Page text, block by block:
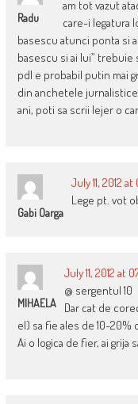
Radu
am tot vazut
care-i legatura
basescu atunci ponta si
basescu si ai lui” trebuie
pdl e probabil putin mai
din anchetele
ani, poti sa scrii lejer o
Gabi Oarga
July 11, 2012 at
Lege pt. vot
MIHAELA
July 11, 2012 at
@ sergentul 10
Dar cat de
el) sa fie ales de 10-
Ai o logica de fier, ai grija